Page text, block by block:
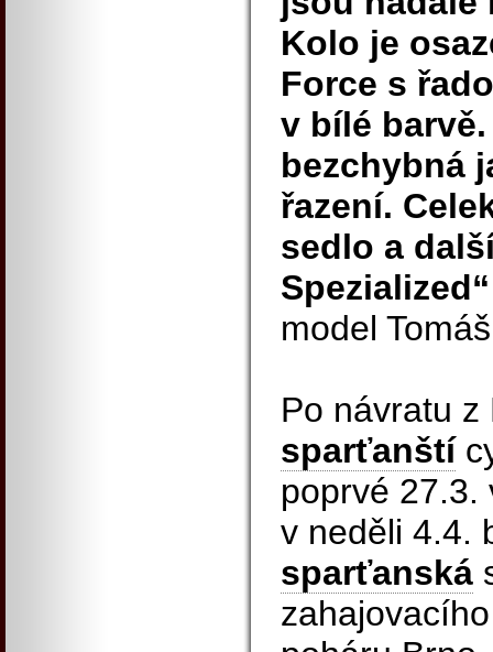
Kolo je
Force s
v bílé
bezchybná
řazení.
sedlo a
model
Po návratu
sparťanští
poprvé 27.3.
v neděli 4.4.
sparťanská